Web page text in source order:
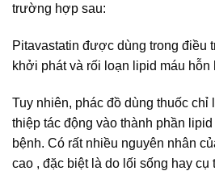
trường hợp sau:
Pitavastatin được dùng trong điều
khởi phát và rối loạn lipid máu hỗn
Tuy nhiên, phác đồ dùng thuốc chỉ
thiệp tác động vào thành phần
bệnh. Có rất nhiều nguyên nhân
cao , đặc biệt là do lối sống hay cụ